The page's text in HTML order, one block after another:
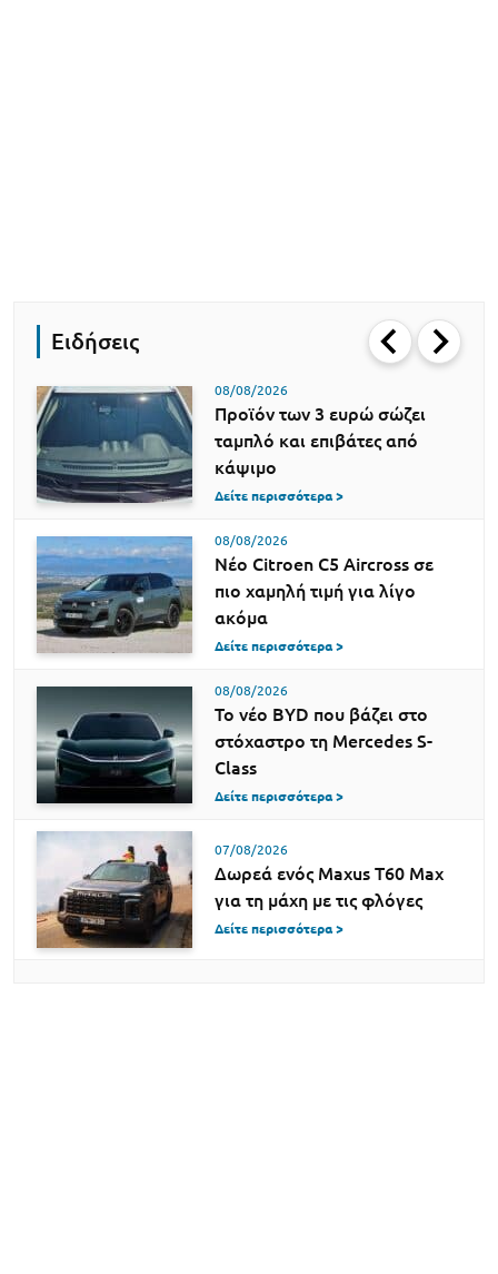
Ειδήσεις
08/08/2026
Προϊόν των 3 ευρώ σώζει
ταμπλό και επιβάτες από
κάψιμο
Δείτε περισσότερα >
08/08/2026
Νέο Citroen C5 Aircross σε
πιο χαμηλή τιμή για λίγο
ακόμα
Δείτε περισσότερα >
08/08/2026
Το νέο BYD που βάζει στο
στόχαστρο τη Mercedes S-
Class
Δείτε περισσότερα >
07/08/2026
Δωρεά ενός Maxus T60 Max
για τη μάχη με τις φλόγες
Δείτε περισσότερα >